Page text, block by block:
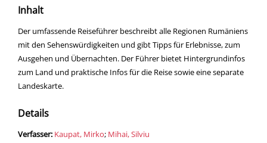
Inhalt
Der umfassende Reiseführer beschreibt alle Regionen Rumäniens
mit den Sehenswürdigkeiten und gibt Tipps für Erlebnisse, zum
Ausgehen und Übernachten. Der Führer bietet Hintergrundinfos
zum Land und praktische Infos für die Reise sowie eine separate
Landeskarte.
Details
Verfasser: Suche nach diesem Verfasser
Kaupat, Mirko; Mihai, Silviu